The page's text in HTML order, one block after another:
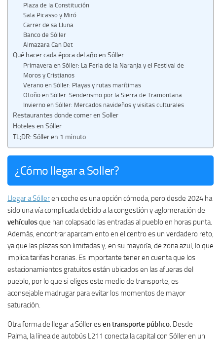
Plaza de la Constitución
Sala Picasso y Miró
Carrer de sa Lluna
Banco de Sóller
Almazara Can Det
Qué hacer cada época del año en Sóller
Primavera en Sóller: La Feria de la Naranja y el Festival de
Moros y Cristianos
Verano en Sóller: Playas y rutas marítimas
Otoño en Sóller: Senderismo por la Sierra de Tramontana
Invierno en Sóller: Mercados navideños y visitas culturales
Restaurantes donde comer en Soller
Hoteles en Sóller
TL;DR: Sóller en 1 minuto
¿Cómo llegar a Soller?
Llegar a Sólleren coche es una opción cómoda, pero desde 2024 ha
sido una vía complicada debido a la congestión y aglomeración de
vehículosque han colapsado las entradas al pueblo en horas punta.
Además, encontrar aparcamiento en el centro es un verdadero reto,
ya que las plazas son limitadas y, en su mayoría, de zona azul, lo que
implica tarifas horarias. Es importante tener en cuenta que los
estacionamientos gratuitos están ubicados en las afueras del
pueblo, por lo que si eliges este medio de transporte, es
aconsejable madrugar para evitar los momentos de mayor
saturación.
Otra forma de llegar a Sóller esen transporte público . Desde
Palma, la línea de autobús L211 conecta la capital con Sóller en un